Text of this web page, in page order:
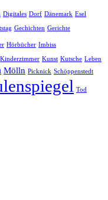
Digitales Dorf Dänemark Esel
Gechichten Gerichte
Hörbücher Imbiss
Kinderzimmer Kunst Kutsche Leben
Mölln Picknick Schöppenstedt
Tod